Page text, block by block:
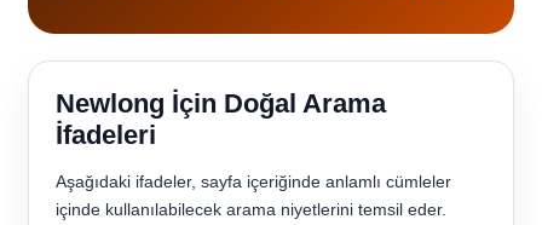
Newlong İçin Doğal Arama
İfadeleri
Aşağıdaki ifadeler, sayfa içeriğinde anlamlı cümleler
içinde kullanılabilecek arama niyetlerini temsil eder.